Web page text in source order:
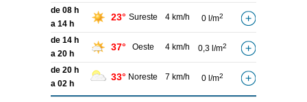
de 08 h
a 14 h
23° Sureste 4 km/h 0 l/m2
de 14 h
a 20 h
37° Oeste 4 km/h 0,3 l/m2
de 20 h
a 02 h
33° Noreste 7 km/h 0 l/m2